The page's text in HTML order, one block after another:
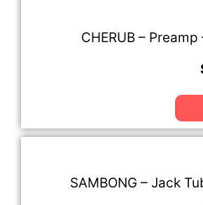
CHERUB –
SAMBONG – Jack